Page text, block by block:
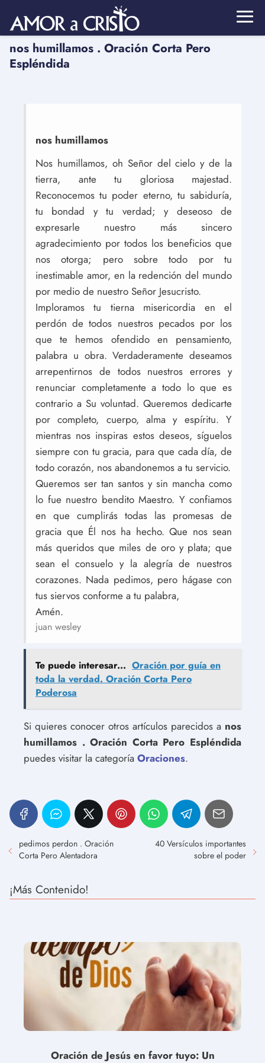
nos humillamos . Oración Corta Pero
Espléndida
nos humillamos
Nos humillamos, oh Señor del cielo y de la
tierra, ante tu gloriosa majestad.
Reconocemos tu poder eterno, tu sabiduría,
tu bondad y tu verdad; y deseoso de
expresarle nuestro más sincero
agradecimiento por todos los beneficios que
nos otorga; pero sobre todo por tu
inestimable amor, en la redención del mundo
por medio de nuestro Señor Jesucristo.
Imploramos tu tierna misericordia en el
perdón de todos nuestros pecados por los
que te hemos ofendido en pensamiento,
palabra u obra. Verdaderamente deseamos
arrepentirnos de todos nuestros errores y
renunciar completamente a todo lo que es
contrario a Su voluntad. Queremos dedicarte
por completo, cuerpo, alma y espíritu. Y
mientras nos inspiras estos deseos, síguelos
siempre con tu gracia, para que cada día, de
todo corazón, nos abandonemos a tu servicio.
Queremos ser tan santos y sin mancha como
lo fue nuestro bendito Maestro. Y confiamos
en que cumplirás todas las promesas de
gracia que Él nos ha hecho. Que nos sean
más queridos que miles de oro y plata; que
sean el consuelo y la alegría de nuestros
corazones. Nada pedimos, pero hágase con
tus siervos conforme a tu palabra,
Amén.
juan wesley
Te puede interesar... Oración por guía en
toda la verdad. Oración Corta Pero
Poderosa
Si quieres conocer otros artículos parecidos a nos
humillamos . Oración Corta Pero Espléndida
puedes visitar la categoría Oraciones.
pedimos perdon . Oración
Corta Pero Alentadora
40 Versículos importantes
sobre el poder
¡Más Contenido!
Oración de Jesús en favor tuyo: Un